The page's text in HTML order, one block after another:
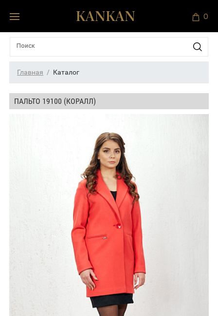
0
Главная Каталог
ПАЛЬТО 19100 (КОРАЛЛ)